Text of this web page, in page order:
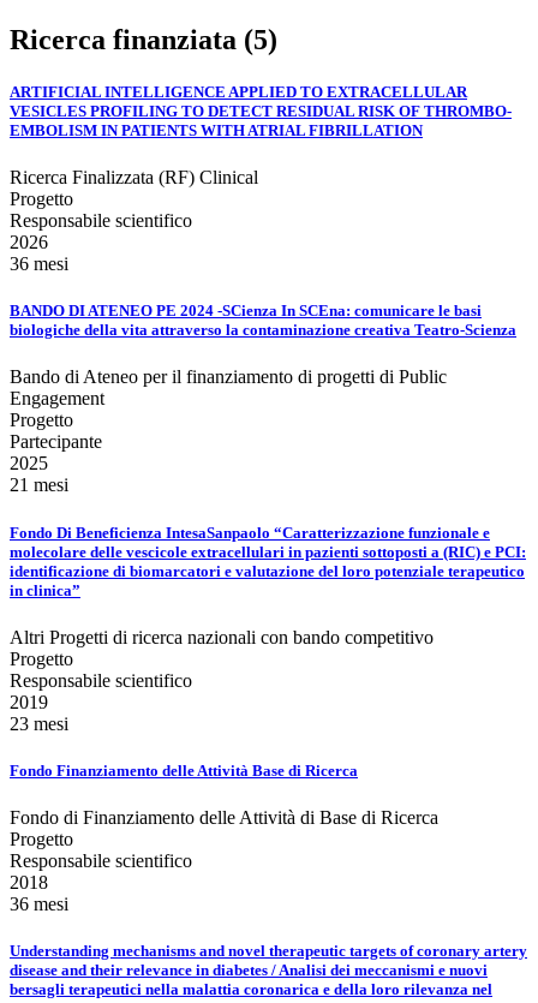
Ricerca finanziata (5)
ARTIFICIAL INTELLIGENCE APPLIED TO EXTRACELLULAR
VESICLES PROFILING TO DETECT RESIDUAL RISK OF THROMBO-
EMBOLISM IN PATIENTS WITH ATRIAL FIBRILLATION
Ricerca Finalizzata (RF) Clinical
Progetto
Responsabile scientifico
2026
36 mesi
BANDO DI ATENEO PE 2024 -SCienza In SCEna: comunicare le basi
biologiche della vita attraverso la contaminazione creativa Teatro-Scienza
Bando di Ateneo per il finanziamento di progetti di Public
Engagement
Progetto
Partecipante
2025
21 mesi
Fondo Di Beneficienza IntesaSanpaolo “Caratterizzazione funzionale e
molecolare delle vescicole extracellulari in pazienti sottoposti a (RIC) e PCI:
identificazione di biomarcatori e valutazione del loro potenziale terapeutico
in clinica”
Altri Progetti di ricerca nazionali con bando competitivo
Progetto
Responsabile scientifico
2019
23 mesi
Fondo Finanziamento delle Attività Base di Ricerca
Fondo di Finanziamento delle Attività di Base di Ricerca
Progetto
Responsabile scientifico
2018
36 mesi
Understanding mechanisms and novel therapeutic targets of coronary artery
disease and their relevance in diabetes / Analisi dei meccanismi e nuovi
bersagli terapeutici nella malattia coronarica e della loro rilevanza nel